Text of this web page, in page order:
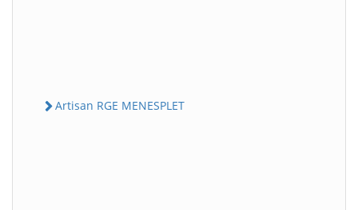
Artisan RGE MENESPLET